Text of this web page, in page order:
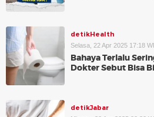
detikHealth
Selasa, 22 Apr 2025 17:18
Bahaya Terlalu
Dokter Sebut Bisa
detikJabar